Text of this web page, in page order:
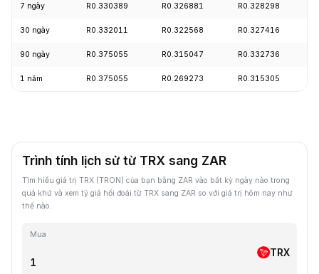
7 ngày R0.330389 R0.326881 R0.328298
30 ngày R0.332011 R0.322568 R0.327416
90 ngày R0.375055 R0.315047 R0.332736
1 năm R0.375055 R0.269273 R0.315305
Trình tính lịch sử từ TRX sang ZAR
Tìm hiểu giá trị TRX (TRON) của bạn bằng ZAR vào bất kỳ ngày nào trong
quá khứ và xem tỷ giá hối đoái từ TRX sang ZAR so với giá trị hôm nay như
thế nào.
Mua
TRX